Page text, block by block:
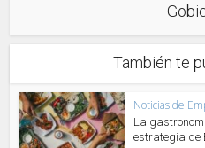
También te
Noticias de
La
estrategia de